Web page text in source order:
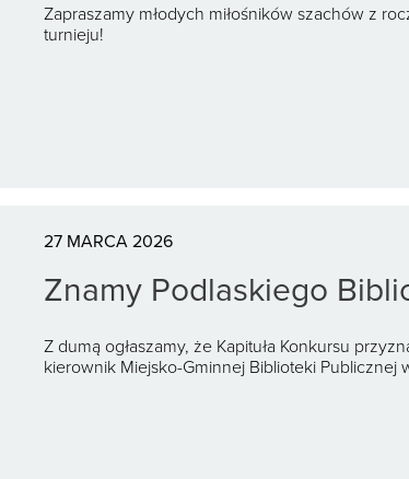
Zapraszamy młodych miłośników szachów z
turnieju!
27 MARCA 2026
Znamy Podlaskiego
Z dumą ogłaszamy, że Kapituła Konkursu
kierownik Miejsko-Gminnej Biblioteki Publicznej